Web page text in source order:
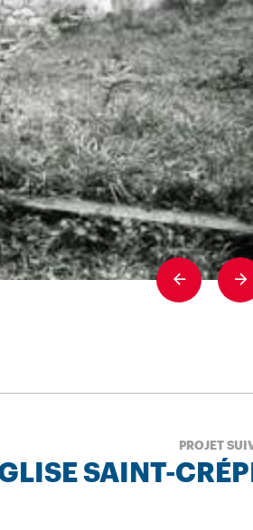
Previous
PROJET
SAINT-